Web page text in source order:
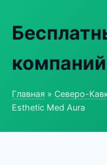
компаний
Главная » Северо-
Esthetic Med Aura